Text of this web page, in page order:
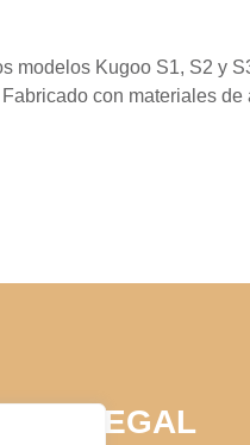
modelos Kugoo S1, S2 y
con materiales
LEGAL